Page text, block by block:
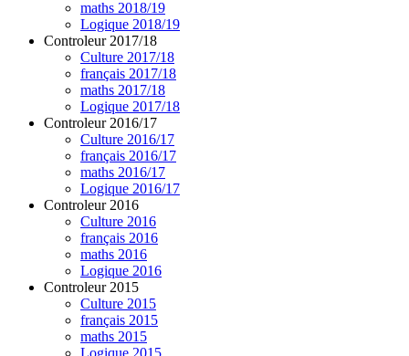
maths 2018/19
Logique 2018/19
Controleur 2017/18
Culture 2017/18
français 2017/18
maths 2017/18
Logique 2017/18
Controleur 2016/17
Culture 2016/17
français 2016/17
maths 2016/17
Logique 2016/17
Controleur 2016
Culture 2016
français 2016
maths 2016
Logique 2016
Controleur 2015
Culture 2015
français 2015
maths 2015